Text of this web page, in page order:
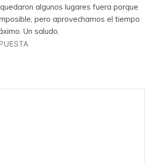
algunos lugares fuera porque
pero aprovechamos el tiempo
Un saludo.